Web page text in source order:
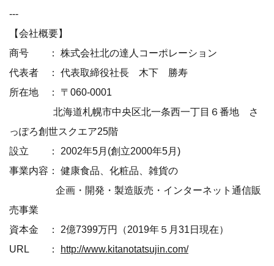
---
【会社概要】
商号 ： 株式会社北の達人コーポレーション
代表者 ： 代表取締役社長 木下 勝寿
所在地 ： 〒060-0001
北海道札幌市中央区北一条西一丁目６番地 さ
っぽろ創世スクエア25階
設立 ： 2002年5月(創立2000年5月)
事業内容： 健康食品、化粧品、雑貨の
企画・開発・製造販売・インターネット通信販
売事業
資本金 ： 2億7399万円（2019年５月31日現在）
URL ： http://www.kitanotatsujin.com/